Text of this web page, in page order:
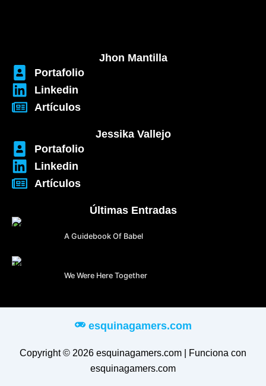
Jhon Mantilla
Portafolio
Linkedin
Artículos
Jessika Vallejo
Portafolio
Linkedin
Artículos
Últimas Entradas
A Guidebook Of Babel
We Were Here Together
esquinagamers.com
Copyright © 2026 esquinagamers.com | Funciona con
esquinagamers.com